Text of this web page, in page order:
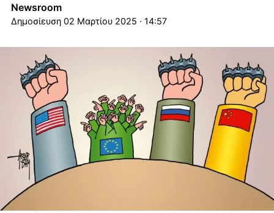
Newsroom
02 Μαρτίου 2025 · 14:57